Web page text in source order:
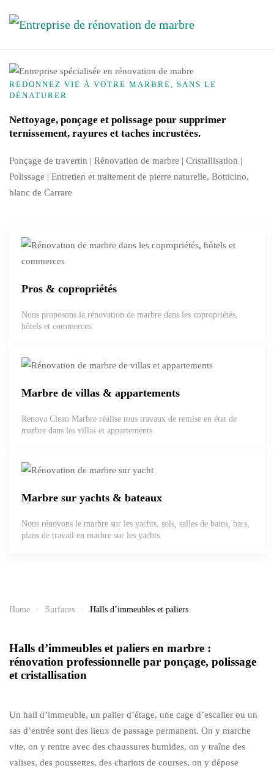
Skip to main content
REDONNEZ VIE À VOTRE MARBRE, SANS LE
DÉNATURER
Nettoyage, ponçage et polissage pour supprimer
ternissement, rayures et taches incrustées.
Ponçage de travertin | Rénovation de marbre | Cristallisation |
Polissage | Entretien et traitement de pierre naturelle, Botticino,
blanc de Carrare
Pros & copropriétés
Nous proposons la rénovation de marbre dans les copropriétés,
hôtels et commerces.
Marbre de villas & appartements
Renova Clean Marbre réalise tous travaux de remise en état de
marbre dans les villas et appartements
Marbre sur yachts & bateaux
Nous rénovons le marbre sur les yachts, sols, salles de bains, bars,
plans de travail en marbre sur les yachts.
Home Surfaces Halls d’immeubles et paliers
Halls d’immeubles et paliers en marbre :
rénovation professionnelle par ponçage, polissage
et cristallisation
Un hall d’immeuble, un palier d’étage, une cage d’escalier ou un
sas d’entrée sont des lieux de passage permanent. On y marche
vite, on y rentre avec des chaussures humides, on y traîne des
valises, des poussettes, des chariots de courses, on y dépose